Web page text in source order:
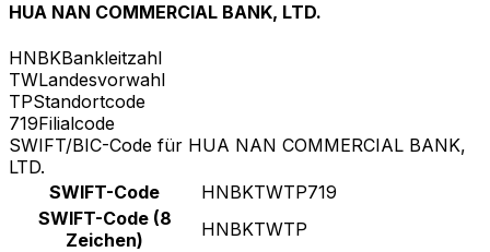
HUA NAN COMMERCIAL BANK, LTD.
HNBKBankleitzahl
TWLandesvorwahl
TPStandortcode
719Filialcode
SWIFT/BIC-Code für HUA NAN COMMERCIAL BANK,
LTD.
SWIFT-Code
HNBKTWTP719
SWIFT-Code (8
Zeichen)
HNBKTWTP